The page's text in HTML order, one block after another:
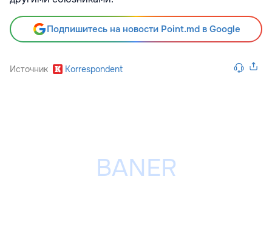
Подпишитесь на новости Point.md в Google
Источник Korrespondent